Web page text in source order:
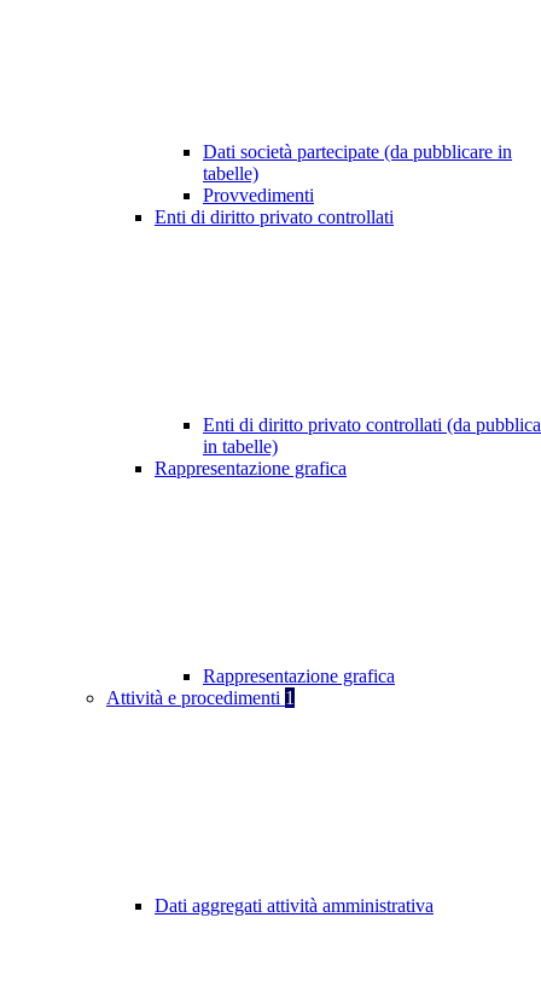
Dati società partecipate (da pubblicare in
tabelle)
Provvedimenti
Enti di diritto privato controllati
Enti di diritto privato controllati (da
in tabelle)
Rappresentazione grafica
Rappresentazione grafica
Attività e procedimenti 1
Dati aggregati attività amministrativa